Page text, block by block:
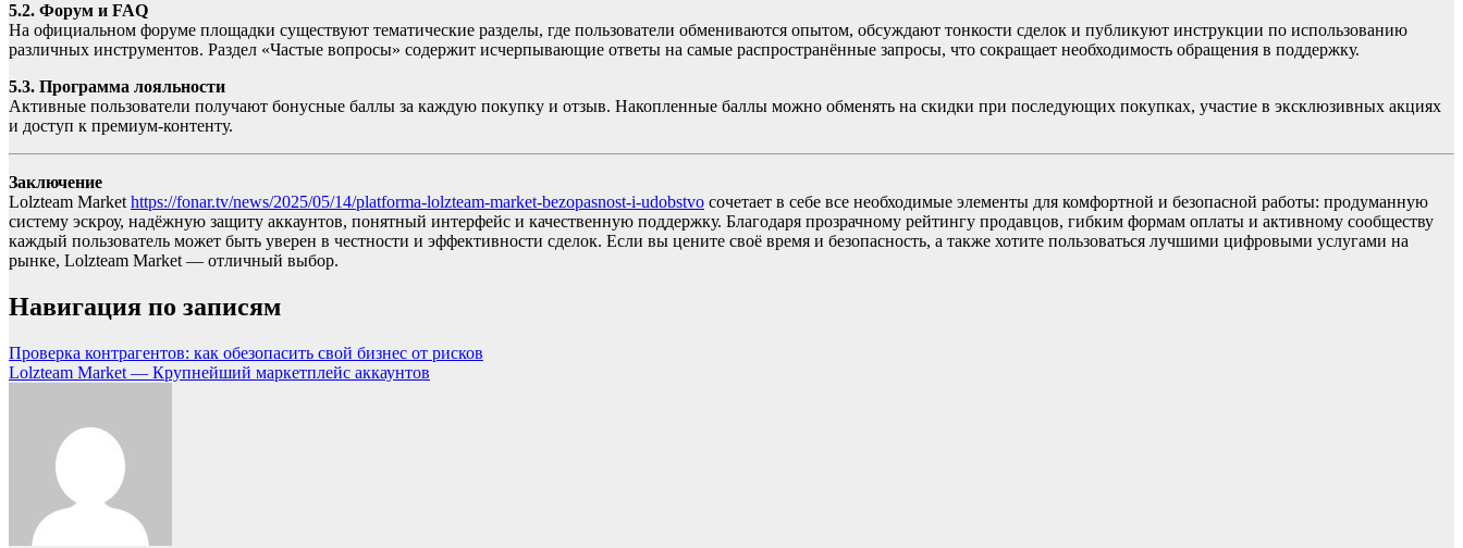
5.2. Форум и FAQ
На официальном форуме площадки существуют тематические разделы, где пользователи обмениваются опытом, обсуждают тонкости сделок и публикуют инструкции по использованию
различных инструментов. Раздел «Частые вопросы» содержит исчерпывающие ответы на самые распространённые запросы, что сокращает необходимость обращения в поддержку.
5.3. Программа лояльности
Активные пользователи получают бонусные баллы за каждую покупку и отзыв. Накопленные баллы можно обменять на скидки при последующих покупках, участие в эксклюзивных акциях
и доступ к премиум-контенту.
Заключение
Lolzteam Markethttps://fonar.tv/news/2025/05/14/platforma-lolzteam-market-bezopasnost-i-udobstvo сочетает в себе все необходимые элементы для комфортной и безопасной работы: продуманную
систему эскроу, надёжную защиту аккаунтов, понятный интерфейс и качественную поддержку. Благодаря прозрачному рейтингу продавцов, гибким формам оплаты и активному сообществу
каждый пользователь может быть уверен в честности и эффективности сделок. Если вы цените своё время и безопасность, а также хотите пользоваться лучшими цифровыми услугами на
рынке, Lolzteam Market — отличный выбор.
Навигация по записям
Проверка контрагентов: как обезопасить свой бизнес от рисков
Lolzteam Market — Крупнейший маркетплейс аккаунтов